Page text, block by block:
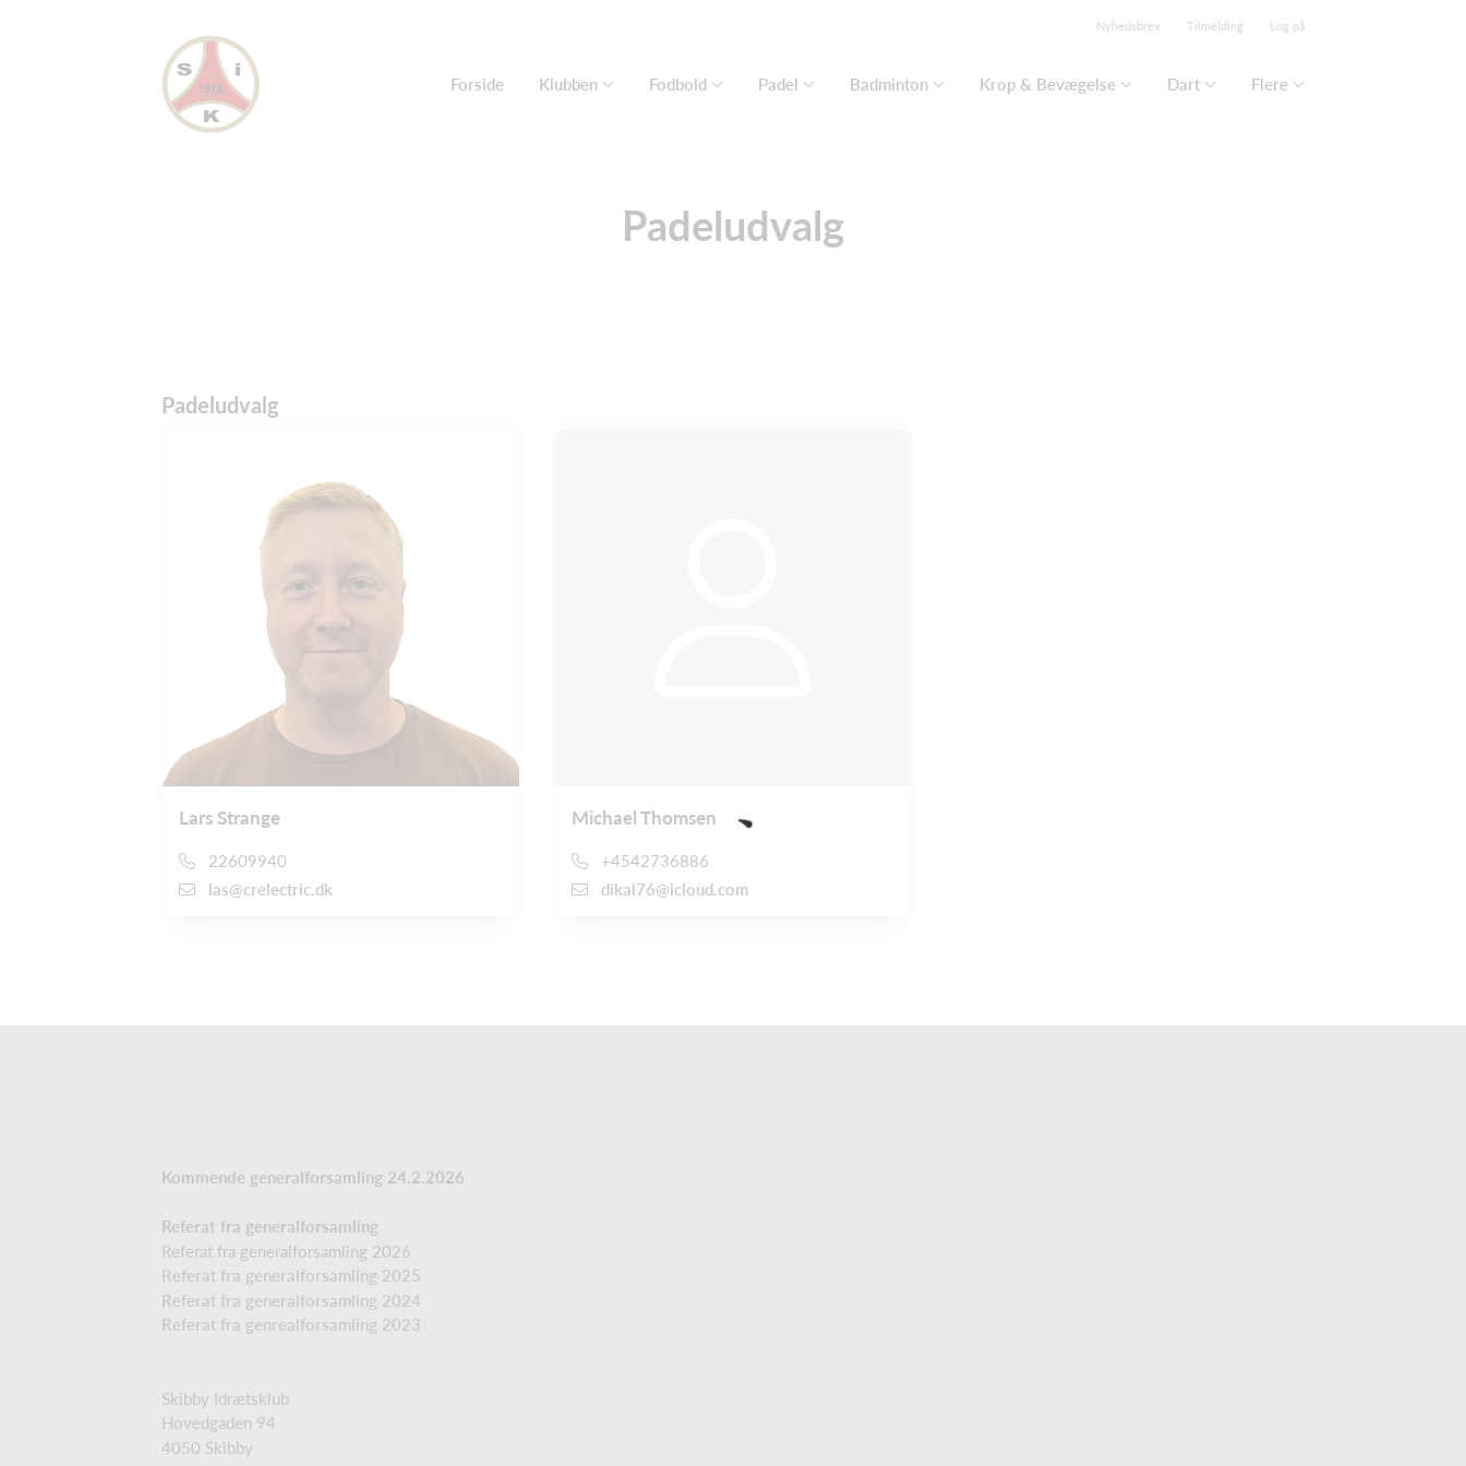
Nyhedsbrev Tilmelding Log på
Forside Klubben Fodbold Padel Badminton Krop & Bevægelse Dart Flere
Padeludvalg
Padeludvalg
Lars Strange
22609940
las@crelectric.dk
Michael Thomsen
+4542736886
dikal76@icloud.com
Kommende generalforsamling 24.2.2026
Referat fra generalforsamling
Referat fra generalforsamling 2026
Referat fra generalforsamling 2025
Referat fra generalforsamling 2024
Referat fra genrealforsamling 2023
Skibby Idrætsklub
Hovedgaden 94
4050 Skibby